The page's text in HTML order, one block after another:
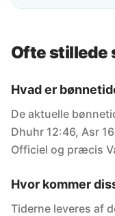
Ofte stillede
Hvad er
De aktuelle
Dhuhr 12:46, Asr
Officiel og præcis
Hvor kommer
Tiderne leveres af